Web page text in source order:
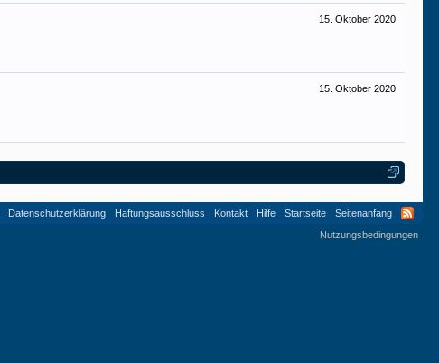
15. Oktober 2020
15. Oktober 2020
Datenschutzerklärung Haftungsausschluss Kontakt Hilfe Startseite
Seitenanfang
Nutzungsbedingungen